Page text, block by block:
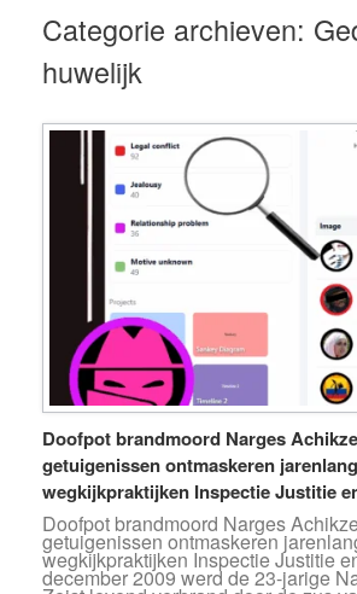
Categorie archieven:
huwelijk
Doofpot brandmoord Narges
getuigenissen ontmaskeren
wegkijkpraktijken Inspectie Justitie
Doofpot brandmoord Narges
getuigenissen ontmaskeren
wegkijkpraktijken Inspectie Justitie
december 2009 werd de 23-jarige